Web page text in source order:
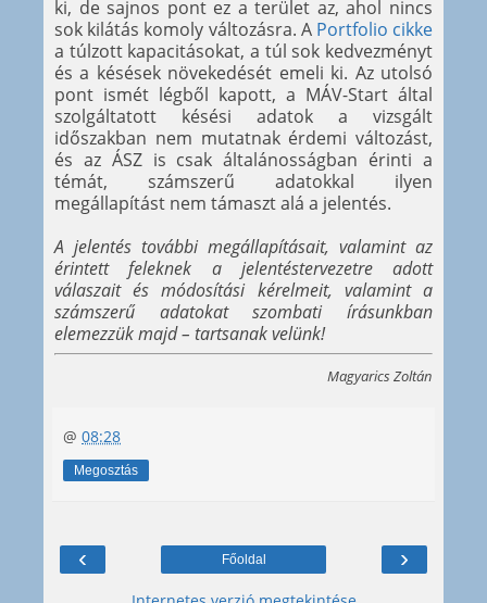
ki, de sajnos pont ez a terület az, ahol nincs
sok kilátás komoly változásra. A Portfolio cikke
a túlzott kapacitásokat, a túl sok kedvezményt
és a késések növekedését emeli ki. Az utolsó
pont ismét légből kapott, a MÁV-Start által
szolgáltatott késési adatok a vizsgált
időszakban nem mutatnak érdemi változást,
és az ÁSZ is csak általánosságban érinti a
témát, számszerű adatokkal ilyen
megállapítást nem támaszt alá a jelentés.
A jelentés további megállapításait, valamint az
érintett feleknek a jelentéstervezetre adott
válaszait és módosítási kérelmeit, valamint a
számszerű adatokat szombati írásunkban
elemezzük majd – tartsanak velünk!
Magyarics Zoltán
@ 08:28
Megosztás
‹ ›
Főoldal